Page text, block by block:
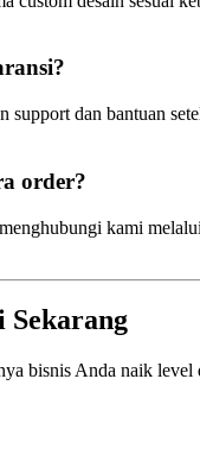
support dan bantuan
order?
kami
bisnis Anda naik level